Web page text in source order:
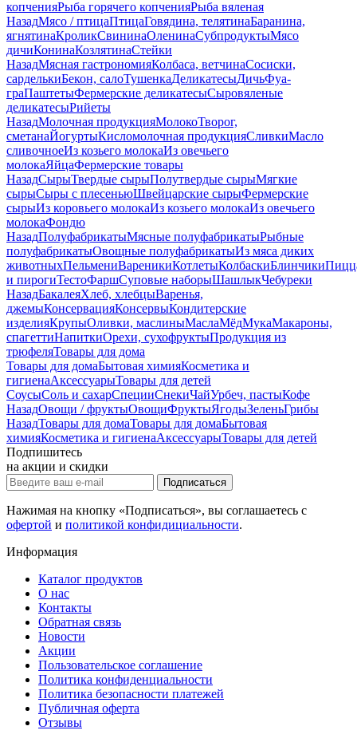
копченияРыба горячего копченияРыба вяленая
НазадМясо / птицаПтицаГовядина, телятинаБаранина,
ягнятинаКроликСвининаОленинаСубпродуктыМясо
дичиКонинаКозлятинаСтейки
НазадМясная гастрономияКолбаса, ветчинаСосиски,
сарделькиБекон, салоТушенкаДеликатесыДичьФуа-
граПаштетыФермерские деликатесыСыровяленые
деликатесыРийеты
НазадМолочная продукцияМолокоТворог,
сметанаЙогуртыКисломолочная продукцияСливкиМасло
сливочноеИз козьего молокаИз овечьего
молокаЯйцаФермерские товары
НазадСырыТвердые сырыПолутвердые сырыМягкие
сырыСыры c плесеньюШвейцарские сырыФермерские
сырыИз коровьего молокаИз козьего молокаИз овечьего
молокаФондю
НазадПолуфабрикатыМясные полуфабрикатыРыбные
полуфабрикатыОвощные полуфабрикатыИз мяса диких
животныхПельмениВареникиКотлетыКолбаскиБлинчики
и пирогиТестоФаршСуповые наборыШашлыкЧебуреки
НазадБакалеяХлеб, хлебцыВаренья,
джемыКонсервацияКонсервыКондитерские
изделияКрупыОливки, маслиныМаслаМёдМукаМакароны,
спагеттиНапиткиОрехи, сухофруктыПродукция из
трюфеляТовары для дома
Товары для домаБытовая химияКосметика и
гигиенаАксессуарыТовары для детей
СоусыСоль и сахарСпецииСнекиЧайУрбеч, пастыКофе
НазадОвощи / фруктыОвощиФруктыЯгодыЗеленьГрибы
НазадТовары для домаТовары для домаБытовая
химияКосметика и гигиенаАксессуарыТовары для детей
Подпишитесь
на акции и скидки
Подписаться
Нажимая на кнопку «Подписаться», вы соглашаетесь с
офертой и политикой конфидициальности.
Информация
Каталог продуктов
О нас
Контакты
Обратная связь
Новости
Акции
Пользовательское соглашение
Политика конфиденциальности
Политика безопасности платежей
Публичная оферта
Отзывы